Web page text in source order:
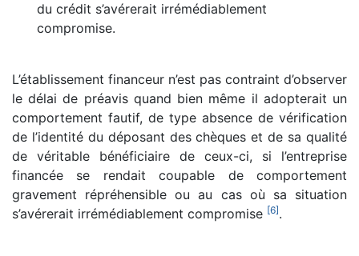
du crédit s’avérerait irrémédiablement
compromise.
L’établissement financeur n’est pas contraint d’observer
le délai de préavis quand bien même il adopterait un
comportement fautif, de type absence de vérification
de l’identité du déposant des chèques et de sa qualité
de véritable bénéficiaire de ceux-ci, si l’entreprise
financée se rendait coupable de comportement
gravement répréhensible ou au cas où sa situation
s’avérerait irrémédiablement compromise [6].